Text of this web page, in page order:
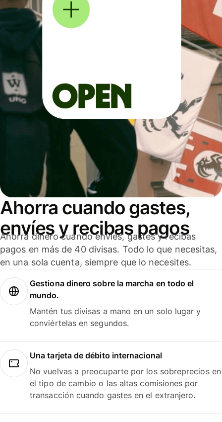
Ahorra cuando gastes,
envíes y recibas pagos
Ahorra dinero cuando envíes, gastes y recibas
pagos en más de 40 divisas. Todo lo que necesitas,
en una sola cuenta, siempre que lo necesites.
Gestiona dinero sobre la marcha en todo el
mundo.
Mantén tus divisas a mano en un solo lugar y
conviértelas en segundos.
Una tarjeta de débito internacional
No vuelvas a preocuparte por los sobreprecios en
el tipo de cambio o las altas comisiones por
transacción cuando gastes en el extranjero.